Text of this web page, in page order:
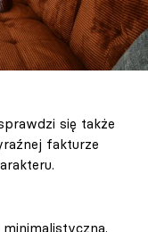
się także
fakturze